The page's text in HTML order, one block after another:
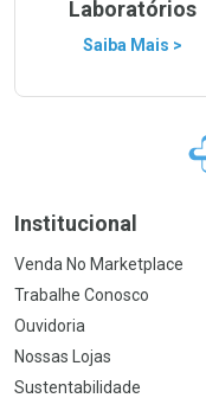
Laboratórios
Saiba Mais >
Ir
Institucional
Venda No Marketplace
Trabalhe Conosco
Ouvidoria
Nossas Lojas
Sustentabilidade